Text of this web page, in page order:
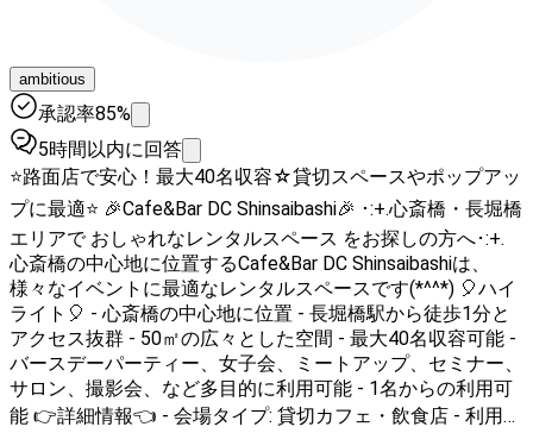
ambitious
承認率85%
5時間以内に回答
⭐️路面店で安心！最大40名収容☆貸切スペースやポップアッ
プに最適⭐️ 🎉Cafe&Bar DC Shinsaibashi🎉 ･:+.心斎橋・長堀橋
エリアで おしゃれなレンタルスペース をお探しの方へ･:+.
心斎橋の中心地に位置するCafe&Bar DC Shinsaibashiは、
様々なイベントに最適なレンタルスペースです(*^^*) 🎈ハイ
ライト🎈 - 心斎橋の中心地に位置 - 長堀橋駅から徒歩1分と
アクセス抜群 - 50㎡の広々とした空間 - 最大40名収容可能 -
バースデーパーティー、女子会、ミートアップ、セミナー、
サロン、撮影会、など多目的に利用可能 - 1名からの利用可
能 👉詳細情報👈 - 会場タイプ: 貸切カフェ・飲食店 - 利用可